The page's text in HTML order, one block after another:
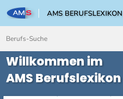
AMS BERUFSLEXIKON
Willkommen im
AMS Berufslexikon